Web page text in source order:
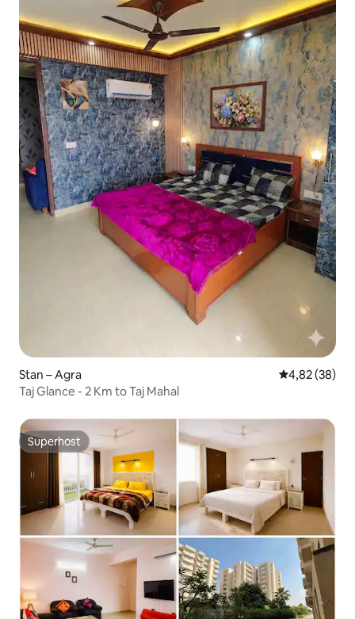
Stan – Agra Prosječna
4,82 (38)
Taj Glance - 2 Km to Taj Mahal
Superhost
Superhost